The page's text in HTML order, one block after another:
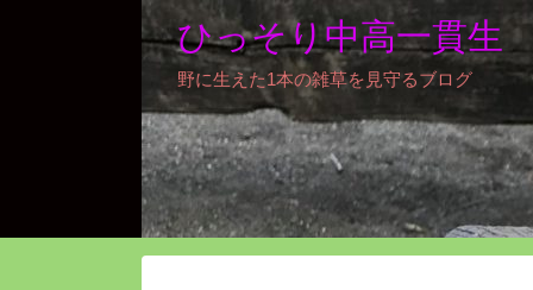
ひっそり中高一貫生
野に生えた1本の雑草を見守るブログ